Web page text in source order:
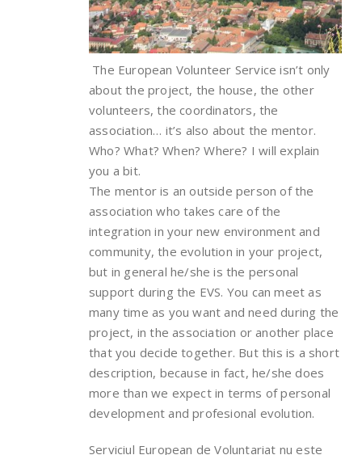
The European Volunteer Service isn’t only
about the project, the house, the other
volunteers, the coordinators, the
association… it’s also about the mentor.
Who? What? When? Where? I will explain
you a bit.
The mentor is an outside person of the
association who takes care of the
integration in your new environment and
community, the evolution in your project,
but in general he/she is the personal
support during the EVS. You can meet as
many time as you want and need during the
project, in the association or another place
that you decide together. But this is a short
description, because in fact, he/she does
more than we expect in terms of personal
development and profesional evolution.
Serviciul European de Voluntariat nu este